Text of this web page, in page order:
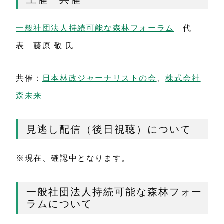
一般社団法人持続可能な森林フォーラム 代
表 藤原 敬 氏
共催： 日本林政ジャーナリストの会 、株式会社
森未来
見逃し配信（後日視聴）について
※現在、確認中となります。
一般社団法人持続可能な森林フォー
ラムについて